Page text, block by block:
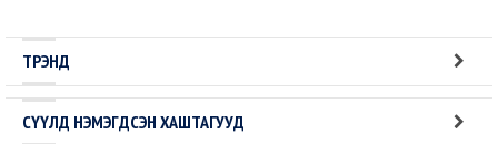
ТРЭНД
СҮҮЛД НЭМЭГДСЭН ХАШТАГУУД